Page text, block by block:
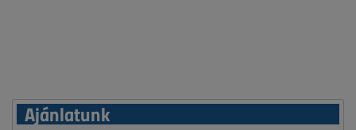
Ajánlatunk